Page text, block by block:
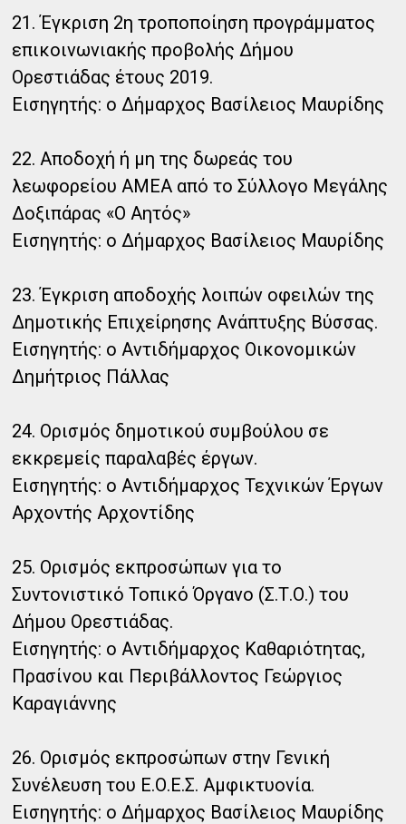
21. Έγκριση 2η τροποποίηση προγράμματος
επικοινωνιακής προβολής Δήμου
Ορεστιάδας έτους 2019.
Εισηγητής: ο Δήμαρχος Βασίλειος Μαυρίδης
22. Αποδοχή ή μη της δωρεάς του
λεωφορείου ΑΜΕΑ από το Σύλλογο Μεγάλης
Δοξιπάρας «Ο Αητός»
Εισηγητής: ο Δήμαρχος Βασίλειος Μαυρίδης
23. Έγκριση αποδοχής λοιπών οφειλών της
Δημοτικής Επιχείρησης Ανάπτυξης Βύσσας.
Εισηγητής: ο Αντιδήμαρχος Οικονομικών
Δημήτριος Πάλλας
24. Ορισμός δημοτικού συμβούλου σε
εκκρεμείς παραλαβές έργων.
Εισηγητής: ο Αντιδήμαρχος Τεχνικών Έργων
Αρχοντής Αρχοντίδης
25. Ορισμός εκπροσώπων για το
Συντονιστικό Τοπικό Όργανο (Σ.Τ.Ο.) του
Δήμου Ορεστιάδας.
Εισηγητής: ο Αντιδήμαρχος Καθαριότητας,
Πρασίνου και Περιβάλλοντος Γεώργιος
Καραγιάννης
26. Ορισμός εκπροσώπων στην Γενική
Συνέλευση του Ε.Ο.Ε.Σ. Αμφικτυονία.
Εισηγητής: ο Δήμαρχος Βασίλειος Μαυρίδης